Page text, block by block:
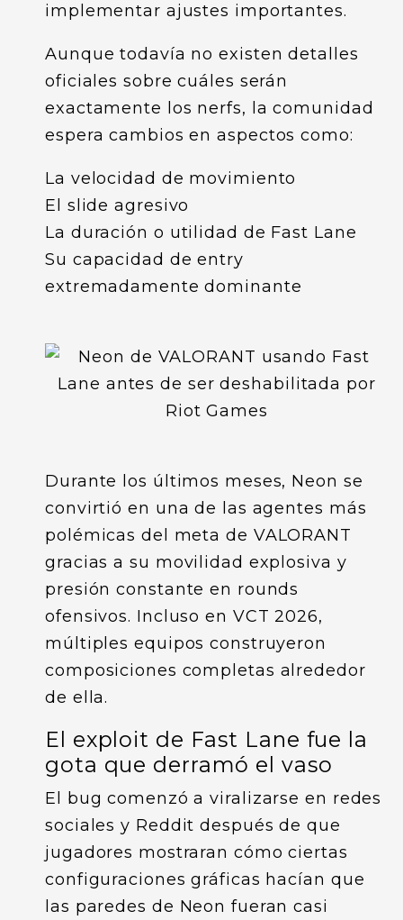
implementar ajustes importantes.
Aunque todavía no existen detalles
oficiales sobre cuáles serán
exactamente los nerfs, la comunidad
espera cambios en aspectos como:
La velocidad de movimiento
El slide agresivo
La duración o utilidad de Fast Lane
Su capacidad de entry
extremadamente dominante
Durante los últimos meses, Neon se
convirtió en una de las agentes más
polémicas del meta de VALORANT
gracias a su movilidad explosiva y
presión constante en rounds
ofensivos. Incluso en VCT 2026,
múltiples equipos construyeron
composiciones completas alrededor
de ella.
El exploit de Fast Lane fue la
gota que derramó el vaso
El bug comenzó a viralizarse en redes
sociales y Reddit después de que
jugadores mostraran cómo ciertas
configuraciones gráficas hacían que
las paredes de Neon fueran casi